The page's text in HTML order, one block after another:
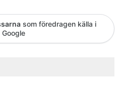
som föredragen källa i
Google